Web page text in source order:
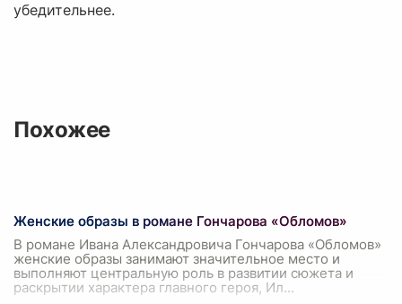
убедительнее.
Похожее
Женские образы в романе Гончарова «Обломов»
В романе Ивана Александровича Гончарова «Обломов»
женские образы занимают значительное место и
выполняют центральную роль в развитии сюжета и
раскрытии характера главного героя, Ил...